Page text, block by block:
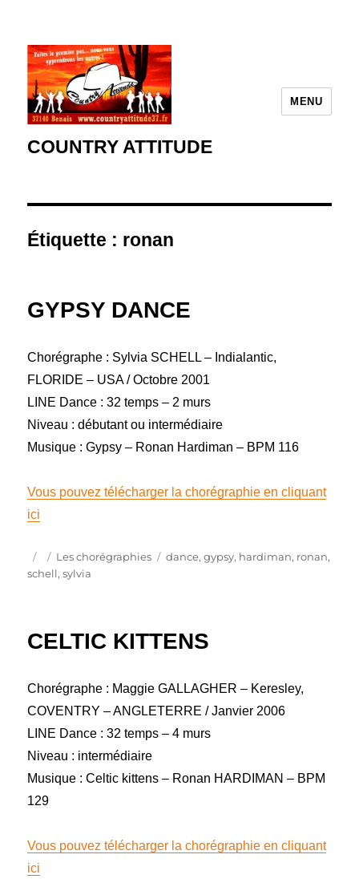
COUNTRY ATTITUDE
MENU
Étiquette : ronan
GYPSY DANCE
Chorégraphe : Sylvia SCHELL – Indialantic,
FLORIDE – USA / Octobre 2001
LINE Dance : 32 temps – 2 murs
Niveau : débutant ou intermédiaire
Musique : Gypsy – Ronan Hardiman – BPM 116
Vous pouvez télécharger la chorégraphie en cliquant
ici
Publié
le
Catégories
Les chorégraphies Étiquettes
dance,gypsy, hardiman, ronan,
schell,sylvia
CELTIC KITTENS
Chorégraphe : Maggie GALLAGHER – Keresley,
COVENTRY – ANGLETERRE / Janvier 2006
LINE Dance : 32 temps – 4 murs
Niveau : intermédiaire
Musique : Celtic kittens – Ronan HARDIMAN – BPM
129
Vous pouvez télécharger la chorégraphie en cliquant
ici